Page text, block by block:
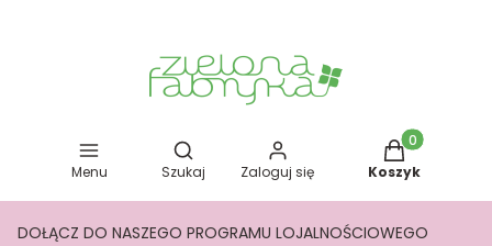
Menu
Otwórz wyszukiwarkę
Szukaj Zaloguj się
Produkty w
Koszyk
DOŁĄCZ DO NASZEGO PROGRAMU LOJALNOŚCIOWEGO